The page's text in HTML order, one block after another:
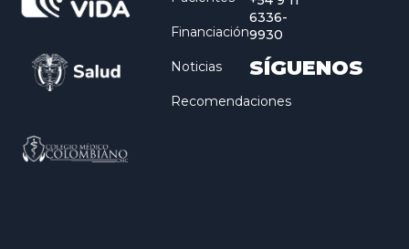
Financiación
Noticias
Recomendaciones
6336-
9930
SÍGUENOS